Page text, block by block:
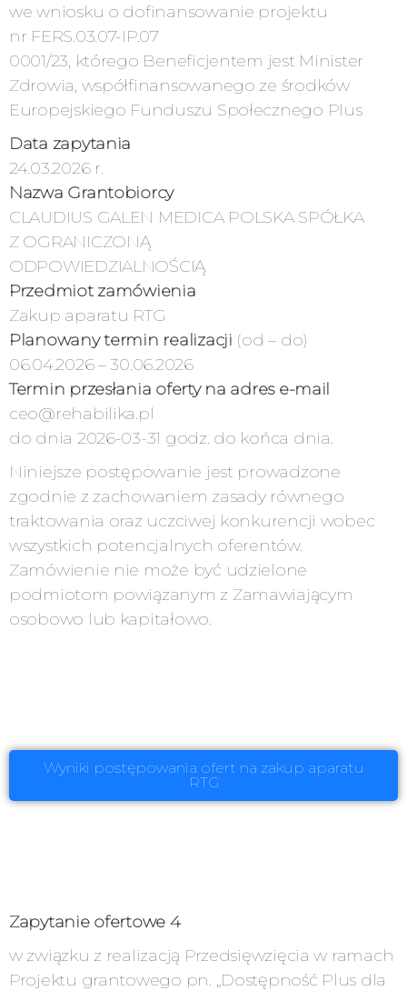
we wniosku o dofinansowanie projektu
nr FERS.03.07-IP.07
0001/23, którego Beneficjentem jest Minister
Zdrowia, współfinansowanego ze środków
Europejskiego Funduszu Społecznego Plus
Data zapytania
24.03.2026 r.
Nazwa Grantobiorcy
CLAUDIUS GALEN MEDICA POLSKA SPÓŁKA
Z OGRANICZONĄ
ODPOWIEDZIALNOŚCIĄ
Przedmiot zamówienia
Zakup aparatu RTG
Planowany termin realizacji (od – do)
06.04.2026 – 30.06.2026
Termin przesłania oferty na adres e-mail
ceo@rehabilika.pl
do dnia 2026-03-31 godz. do końca dnia.
Niniejsze postępowanie jest prowadzone
zgodnie z zachowaniem zasady równego
traktowania oraz uczciwej konkurencji wobec
wszystkich potencjalnych oferentów.
Zamówienie nie może być udzielone
podmiotom powiązanym z Zamawiającym
osobowo lub kapitałowo.
Wyniki postępowania ofert na zakup aparatu
RTG
Zapytanie ofertowe 4
w związku z realizacją Przedsięwzięcia w ramach
Projektu grantowego pn. „Dostępność Plus dla